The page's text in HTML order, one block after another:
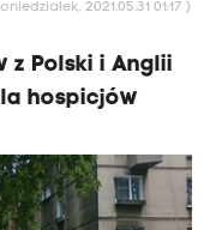
2021.05.31 01:17 )
z Polski i Anglii
hospicjów